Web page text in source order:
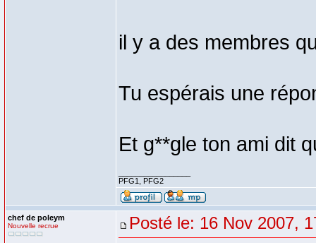
il y a des membres
Tu espérais une
Et g**gle ton ami dit
PFG1, PFG2
chef de poleym
Nouvelle recrue Posté le: 16 Nov 2007,